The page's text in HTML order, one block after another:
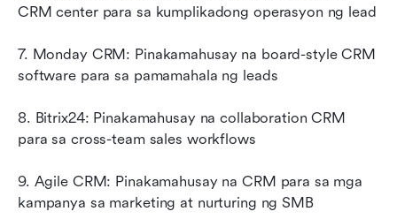
CRM center para sa kumplikadong operasyon ng lead
7. Monday CRM: Pinakamahusay na board-style CRM
software para sa pamamahala ng leads
8. Bitrix24: Pinakamahusay na collaboration CRM
para sa cross-team sales workflows
9. Agile CRM: Pinakamahusay na CRM para sa mga
kampanya sa marketing at nurturing ng SMB